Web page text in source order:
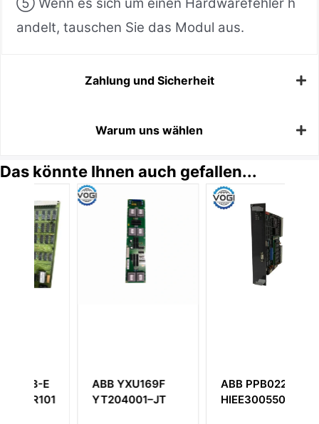
andelt, tauschen Sie das Modul aus.
Zahlung und Sicherheit
Warum uns wählen
Das könnte Ihnen auch gefallen...
ABB PPB022CE
HIEE300550R1
ABB DSAV111
EXC57350001-